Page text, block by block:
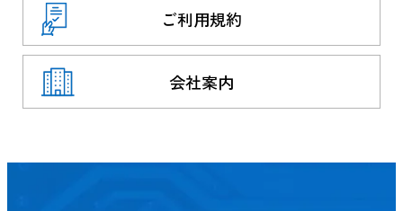
ご利用規約
会社案内